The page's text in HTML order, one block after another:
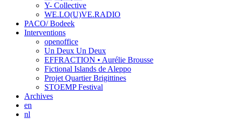
Y- Collective
WE.LO(U)VE.RADIO
PACO/ Bodeek
Interventions
openoffice
Un Deux Un Deux
EFFRACTION • Aurélie Brousse
Fictional Islands de Aleppo
Projet Quartier Brigittines
STOEMP Festival
Archives
en
nl